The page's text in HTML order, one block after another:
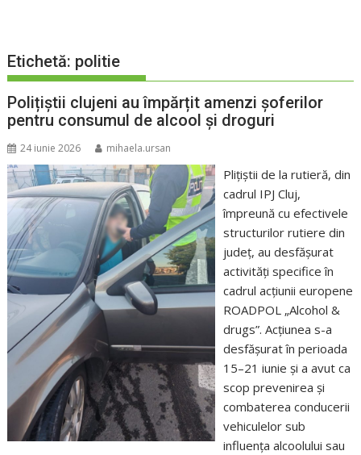
Etichetă: politie
Polițiștii clujeni au împărțit amenzi șoferilor
pentru consumul de alcool și droguri
24 iunie 2026 mihaela.ursan
Plițiștii de la rutieră, din
cadrul IPJ Cluj,
împreună cu efectivele
structurilor rutiere din
județ, au desfășurat
activități specifice în
cadrul acțiunii europene
ROADPOL „Alcohol &
drugs”. Acțiunea s-a
desfășurat în perioada
15–21 iunie și a avut ca
scop prevenirea și
combaterea conducerii
vehiculelor sub
influența alcoolului sau